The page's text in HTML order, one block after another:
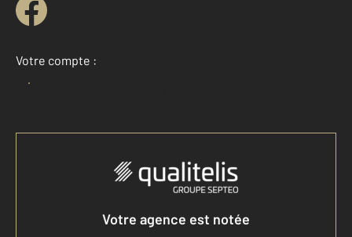
Votre compte :
Votre agence est notée